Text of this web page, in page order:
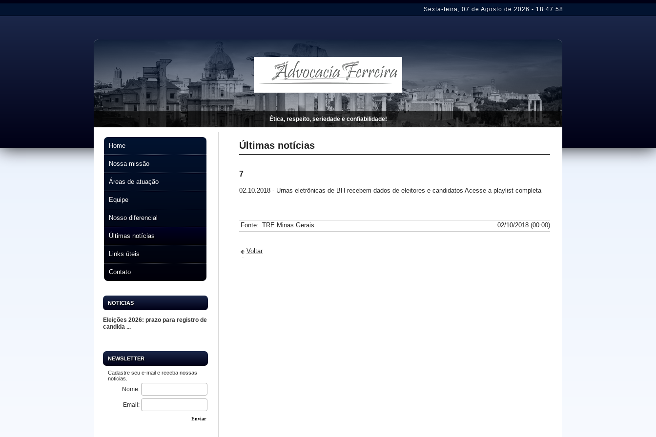
Sexta-feira, 07 de Agosto de 2026 - 18:47:58
Ética, respeito, seriedade e confiabilidade!
Home
Nossa missão
Áreas de atuação
Equipe
Nosso diferencial
Últimas notícias
Links úteis
Contato
NOTICIAS
Eleições 2026: prazo para registro de
candida ...
NEWSLETTER
Cadastre seu e-mail e receba nossas
noticias.
Nome:
Email:
Enviar
Últimas notícias
7
02.10.2018 - Urnas eletrônicas de BH recebem dados de eleitores e candidatos Acesse a playlist completa
Fonte: TRE Minas Gerais 02/10/2018 (00:00)
Voltar